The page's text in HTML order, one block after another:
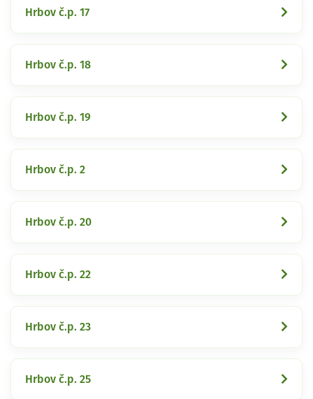
Hrbov č.p. 17
Hrbov č.p. 18
Hrbov č.p. 19
Hrbov č.p. 2
Hrbov č.p. 20
Hrbov č.p. 22
Hrbov č.p. 23
Hrbov č.p. 25